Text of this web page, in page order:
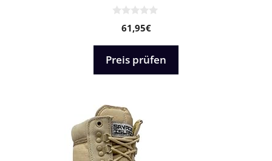
n
5
61,95€
Preis prüfen